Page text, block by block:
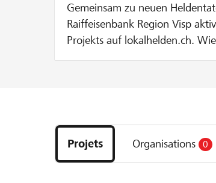
Gemeinsam zu neuen Heldentaten! Ab sofort unterstützt
Raiffeisenbank Region Visp
Projekts auf lokalhelden.ch. Wie funktioniert's? Bei jeder Spende zu
verdoppeln wir den Betrag auf CHF 200. Bei einer Spende von CHF
400 werden pauschal CHF 100
les
projets
et
Projets Organisations 0